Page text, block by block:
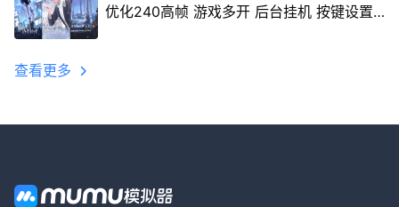
优化240高帧 游戏多开 后台挂机 按键设置
查看更多